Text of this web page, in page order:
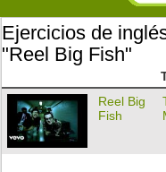
Ejercicios de
"Reel Big Fish"
Reel Big
Fish